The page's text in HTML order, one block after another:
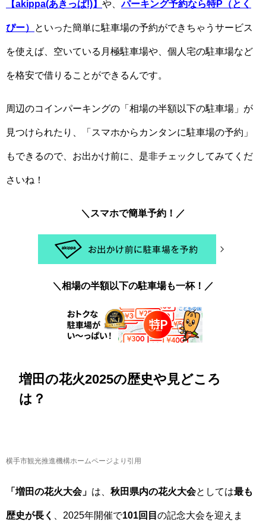
【akippa(あきっぱ!)】 や、 パーキング予約なら特P（とく
ぴー） といった簡単に駐車場の予約ができちゃうサービス
を使えば、空いている月極駐車場や、個人宅の駐車場など
を格安で借りることができるんです。
周辺のコインパーキングの「相場の半額以下の駐車場」が
見つけられたり、「スマホからカンタンに駐車場の予約」
もできるので、お出かけ前に、是非チェックしてみてくだ
さいね！
＼スマホで簡単予約！／
＼相場の半額以下の駐車場も一杯！／
増田の花火2025の歴史や見どころ
は？
横手市観光推進機構ホームページより引用
「増田の花火大会」 は、 秋田県内の花火大会としては最も
歴史が長く 、2025年開催で101回目 の記念大会を迎えま